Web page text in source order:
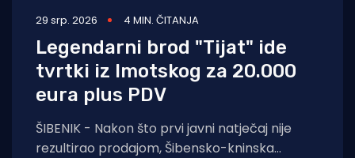
29 srp. 2026 4 MIN. ČITANJA
Legendarni brod "Tijat" ide
tvrtki iz Imotskog za 20.000
eura plus PDV
ŠIBENIK - Nakon što prvi javni natječaj nije
rezultirao prodajom, Šibensko-kninska